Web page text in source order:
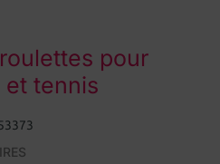
pour
et tennis